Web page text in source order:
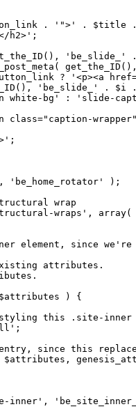
. '">' . $title
h2>';
?
'be_slide_' .
white-bg' : 'slide-
class="caption-
'be_home_rotator' );
wrap
structural-wraps',
element, since we're
attributes.
) {
this .site-inner
since this
$attributes,
inner',